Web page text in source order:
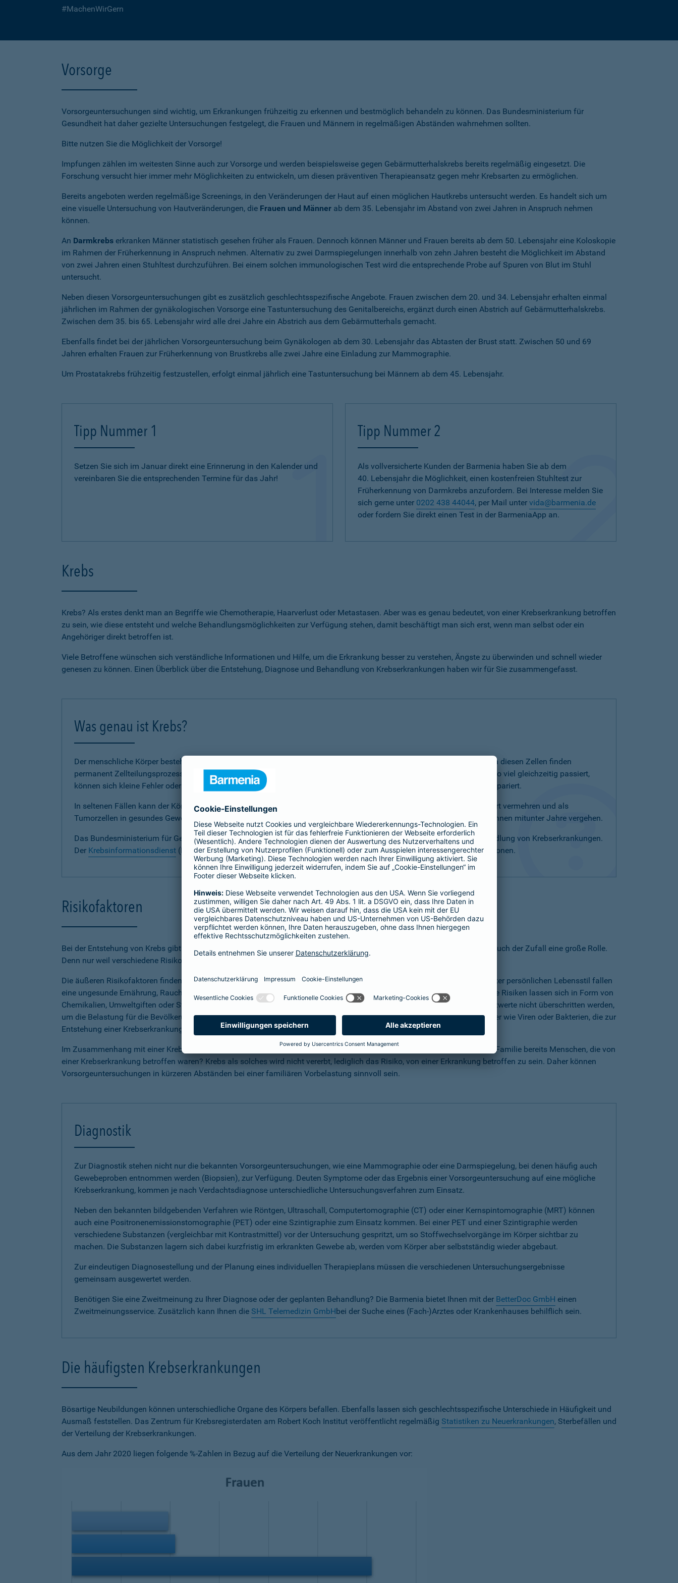
#MachenWirGern
Vorsorge
Vorsorgeuntersuchungen sind wichtig, um Erkrankungen frühzeitig zu erkennen und bestmöglich behandeln zu können. Das Bundesministerium für
Gesundheit hat daher gezielte Untersuchungen festgelegt, die Frauen und Männern in regelmäßigen Abständen wahrnehmen sollten.
Bitte nutzen Sie die Möglichkeit der Vorsorge!
Impfungen zählen im weitesten Sinne auch zur Vorsorge und werden beispielsweise gegen Gebärmutterhalskrebs bereits regelmäßig eingesetzt. Die
Forschung versucht hier immer mehr Möglichkeiten zu entwickeln, um diesen präventiven Therapieansatz gegen mehr Krebsarten zu ermöglichen.
Bereits angeboten werden regelmäßige Screenings, in den Veränderungen der Haut auf einen möglichen Hautkrebs untersucht werden. Es handelt sich um
eine visuelle Untersuchung von Hautveränderungen, die Frauen und Männer ab dem 35. Lebensjahr im Abstand von zwei Jahren in Anspruch nehmen
können.
An Darmkrebs erkranken Männer statistisch gesehen früher als Frauen. Dennoch können Männer und Frauen bereits ab dem 50. Lebensjahr eine Koloskopie
im Rahmen der Früherkennung in Anspruch nehmen. Alternativ zu zwei Darmspiegelungen innerhalb von zehn Jahren besteht die Möglichkeit im Abstand
von zwei Jahren einen Stuhltest durchzuführen. Bei einem solchen immunologischen Test wird die entsprechende Probe auf Spuren von Blut im Stuhl
untersucht.
Neben diesen Vorsorgeuntersuchungen gibt es zusätzlich geschlechtsspezifische Angebote. Frauen zwischen dem 20. und 34. Lebensjahr erhalten einmal
jährlichen im Rahmen der gynäkologischen Vorsorge eine Tastuntersuchung des Genitalbereichs, ergänzt durch einen Abstrich auf Gebärmutterhalskrebs.
Zwischen dem 35. bis 65. Lebensjahr wird alle drei Jahre ein Abstrich aus dem Gebärmutterhals gemacht.
Ebenfalls findet bei der jährlichen Vorsorgeuntersuchung beim Gynäkologen ab dem 30. Lebensjahr das Abtasten der Brust statt. Zwischen 50 und 69
Jahren erhalten Frauen zur Früherkennung von Brustkrebs alle zwei Jahre eine Einladung zur Mammographie.
Um Prostatakrebs frühzeitig festzustellen, erfolgt einmal jährlich eine Tastuntersuchung bei Männern ab dem 45. Lebensjahr.
Tipp Nummer 1
Setzen Sie sich im Januar direkt eine Erinnerung in den Kalender und
vereinbaren Sie die entsprechenden Termine für das Jahr!
Tipp Nummer 2
Als vollversicherte Kunden der Barmenia haben Sie ab dem
40. Lebensjahr die Möglichkeit, einen kostenfreien Stuhltest zur
Früherkennung von Darmkrebs anzufordern. Bei Interesse melden Sie
sich gerne unter 0202 438 44044, per Mail unter vida@barmenia.de
oder fordern Sie direkt einen Test in der BarmeniaApp an.
Krebs
Krebs? Als erstes denkt man an Begriffe wie Chemotherapie, Haarverlust oder Metastasen. Aber was es genau bedeutet, von einer Krebserkrankung betroffen
zu sein, wie diese entsteht und welche Behandlungsmöglichkeiten zur Verfügung stehen, damit beschäftigt man sich erst, wenn man selbst oder ein
Angehöriger direkt betroffen ist.
Viele Betroffene wünschen sich verständliche Informationen und Hilfe, um die Erkrankung besser zu verstehen, Ängste zu überwinden und schnell wieder
genesen zu können. Einen Überblick über die Entstehung, Diagnose und Behandlung von Krebserkrankungen haben wir für Sie zusammengefasst.
Was genau ist Krebs?
Der menschliche Körper besteht aus unzähligen einzelnen Zellen, die allesamt Erbinformationen, also Gene enthalten. In diesen Zellen finden
permanent Zellteilungsprozesse statt, die für die unterschiedlichen Abläufe in unserem Körper verantwortlich sind. Wo so viel gleichzeitig passiert,
können sich kleine Fehler oder Schäden einschleichen. Die meisten werden direkt durch körpereigene Zellbestandteile repariert.
In seltenen Fällen kann der Körper die beschädigten Zellen nicht eigenständig reparieren, sodass sich diese unkontrolliert vermehren und als
Tumorzellen in gesundes Gewebe einwachsen. Von Beginn des Wachstums bis zur Diagnose einer Krebserkrankung können mitunter Jahre vergehen.
Das Bundesministerium für Gesundheit informiert fortlaufend über neue Entwicklungen bei der Erforschung und Behandlung von Krebserkrankungen.
Der Krebsinformationsdienst (KID) ist deutschlandweit Ansprechpartner und bietet wissenschaftlich fundierte Informationen.
Risikofaktoren
Bei der Entstehung von Krebs gibt es nicht den entscheidenden Risikofaktor. Neben äußeren und inneren Einflüssen spielt auch der Zufall eine große Rolle.
Denn nur weil verschiedene Risikofaktoren zutreffen, muss ein Mensch nicht zwangsläufig an Krebs erkranken.
Die äußeren Risikofaktoren finden sich im persönlichen Lebensstil, der Umwelt oder verursacht durch Krankheitserreger. Unter persönlichen Lebensstil fallen
eine ungesunde Ernährung, Rauchen, der übermäßige Konsum von Alkohol, aber auch ungeschütztes Sonnenbaden. Andere Risiken lassen sich in Form von
Chemikalien, Umweltgiften oder Strahlungen in der Umwelt finden. Der Gesetzgeber achtet hier vermehrt darauf, dass Grenzwerte nicht überschritten werden,
um die Belastung für die Bevölkerung durch schädliche Umwelteinflüsse einzudämmen. Zusätzlich gibt es Krankheitserreger wie Viren oder Bakterien, die zur
Entstehung einer Krebserkrankung beitragen können.
Im Zusammenhang mit einer Krebserkrankung ist auch der Blick auf die familiäre Belastung von Bedeutung. Gab es in der Familie bereits Menschen, die von
einer Krebserkrankung betroffen waren? Krebs als solches wird nicht vererbt, lediglich das Risiko, von einer Erkrankung betroffen zu sein. Daher können
Vorsorgeuntersuchungen in kürzeren Abständen bei einer familiären Vorbelastung sinnvoll sein.
Diagnostik
Zur Diagnostik stehen nicht nur die bekannten Vorsorgeuntersuchungen, wie eine Mammographie oder eine Darmspiegelung, bei denen häufig auch
Gewebeproben entnommen werden (Biopsien), zur Verfügung. Deuten Symptome oder das Ergebnis einer Vorsorgeuntersuchung auf eine mögliche
Krebserkrankung, kommen je nach Verdachtsdiagnose unterschiedliche Untersuchungsverfahren zum Einsatz.
Neben den bekannten bildgebenden Verfahren wie Röntgen, Ultraschall, Computertomographie (CT) oder einer Kernspintomographie (MRT) können
auch eine Positronenemissionstomographie (PET) oder eine Szintigraphie zum Einsatz kommen. Bei einer PET und einer Szintigraphie werden
verschiedene Substanzen (vergleichbar mit Kontrastmittel) vor der Untersuchung gespritzt, um so Stoffwechselvorgänge im Körper sichtbar zu
machen. Die Substanzen lagern sich dabei kurzfristig im erkrankten Gewebe ab, werden vom Körper aber selbstständig wieder abgebaut.
Zur eindeutigen Diagnosestellung und der Planung eines individuellen Therapieplans müssen die verschiedenen Untersuchungsergebnisse
gemeinsam ausgewertet werden.
Benötigen Sie eine Zweitmeinung zu Ihrer Diagnose oder der geplanten Behandlung? Die Barmenia bietet Ihnen mit der BetterDoc GmbH einen
Zweitmeinungsservice. Zusätzlich kann Ihnen die SHL Telemedizin GmbHbei der Suche eines (Fach-)Arztes oder Krankenhauses behilflich sein.
Die häufigsten Krebserkrankungen
Bösartige Neubildungen können unterschiedliche Organe des Körpers befallen. Ebenfalls lassen sich geschlechtsspezifische Unterschiede in Häufigkeit und
Ausmaß feststellen. Das Zentrum für Krebsregisterdaten am Robert Koch Institut veröffentlicht regelmäßig Statistiken zu Neuerkrankungen, Sterbefällen und
der Verteilung der Krebserkrankungen.
Aus dem Jahr 2020 liegen folgende %-Zahlen in Bezug auf die Verteilung der Neuerkrankungen vor: